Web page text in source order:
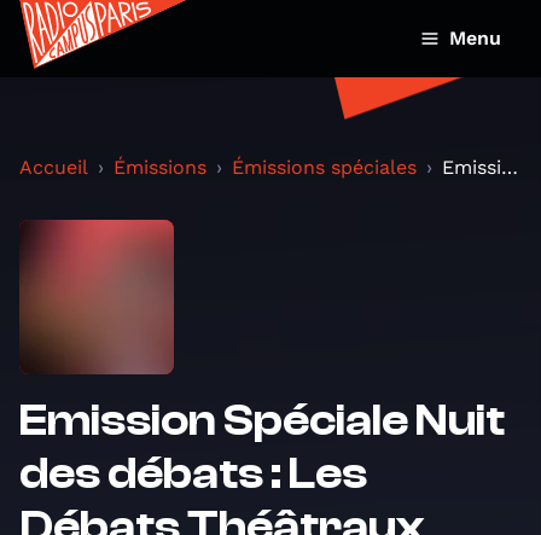
Menu
Accueil Émissions Émissions spéciales Emission Spéciale Nuit des débats : Les Débats Thé...
Emission Spéciale Nuit
des débats : Les